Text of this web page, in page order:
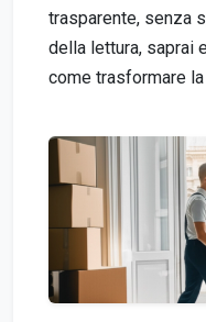
trasparente, senza
della lettura, saprai
come trasformare